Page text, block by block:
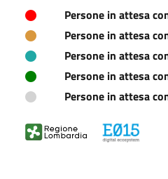
Persone in attesa
Persone in attesa
Persone in attesa
Persone in attesa
Persone in attesa